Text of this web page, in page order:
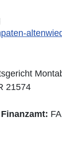
21574